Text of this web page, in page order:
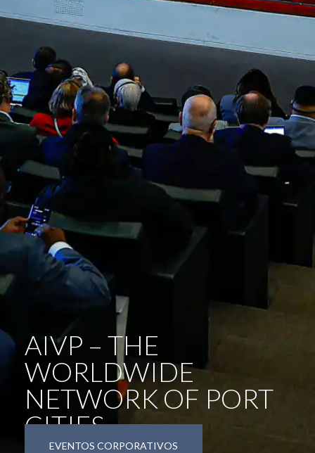
AIVP – THE
WORLDWIDE
NETWORK OF PORT
CITIES
EVENTOS CORPORATIVOS